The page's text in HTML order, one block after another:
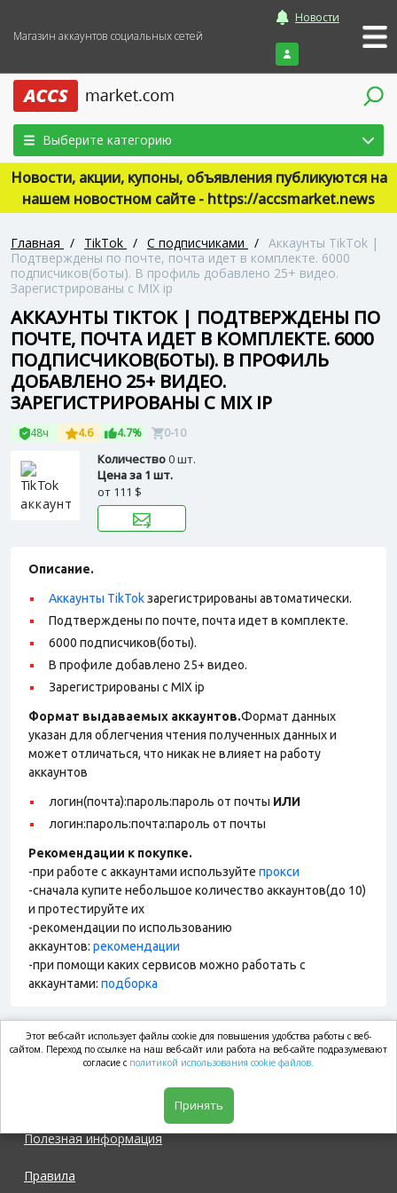
Магазин аккаунтов социальных сетей
Новости
Войти
Выберите категорию
Новости, акции, купоны, объявления публикуются на
нашем новостном сайте - https://accsmarket.news
Главная / TikTok / С подписчиками / Аккаунты TikTok |
Подтверждены по почте, почта идет в комплекте. 6000
подписчиков(боты). В профиль добавлено 25+ видео.
Зарегистрированы с MIX ip
АККАУНТЫ TIKTOK | ПОДТВЕРЖДЕНЫ ПО
ПОЧТЕ, ПОЧТА ИДЕТ В КОМПЛЕКТЕ. 6000
ПОДПИСЧИКОВ(БОТЫ). В ПРОФИЛЬ
ДОБАВЛЕНО 25+ ВИДЕО.
ЗАРЕГИСТРИРОВАНЫ С MIX IP
48ч 4.6 4.7% 0-10
Количество0 шт.
Цена за 1 шт.
от 111 $
Описание.
Аккаунты TikTokзарегистрированы автоматически.
Подтверждены по почте, почта идет в комплекте.
6000 подписчиков(боты).
В профиле добавлено 25+ видео.
Зарегистрированы с MIX ip
Формат выдаваемых аккаунтов.Формат данных
указан для облегчения чтения полученных данных и
может отличаться, что никак не влияет на работу
аккаунтов
логин(почта):пароль:пароль от почты ИЛИ
логин:пароль:почта:пароль от почты
Рекомендации к покупке.
-при работе с аккаунтами используйте прокси
-сначала купите небольшое количество аккаунтов(до 10)
и протестируйте их
-рекомендации по использованию
аккаунтов: рекомендации
-при помощи каких сервисов можно работать с
аккаунтами: подборка
market.com
Полезная информация
Правила
Этот веб-сайт использует файлы cookie для повышения удобства работы с веб-
сайтом. Переход по ссылке на наш веб-сайт или работа на веб-сайте подразумевают
согласие с политикой использования cookie файлов.
Принять